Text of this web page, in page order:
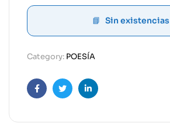
Sin existencias
Category: POESÍA
FacebookTwitterLinkedin